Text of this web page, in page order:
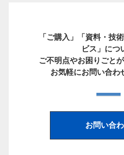
「ご購入」「資料・技
ビス」につ
ご不明点やお困りごと
お気軽にお問い合わ
お問い合